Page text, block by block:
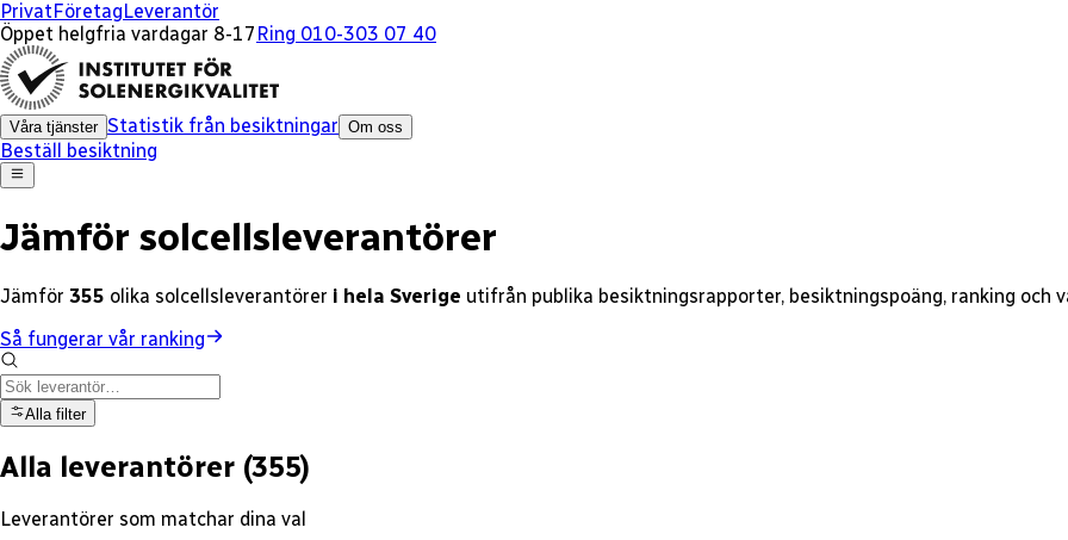
PrivatFöretagLeverantör
Öppet helgfria vardagar 8-17 Ring 010-303 07 40
Våra tjänster Statistik från besiktningar Om oss
Beställ besiktning
Jämför solcellsleverantörer
Jämför 355 olika solcellsleverantörer i hela Sverige utifrån publika besiktningsrapporter, besiktningspoäng, ranking och
Så fungerar vår ranking
Alla filter
Alla leverantörer (355)
Leverantörer som matchar dina val
x
x
x
x
x
x
x
x
x
x
x
x
x
x
x